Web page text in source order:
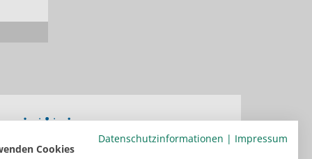
Datenschutzinformationen | Impressum
Cookies